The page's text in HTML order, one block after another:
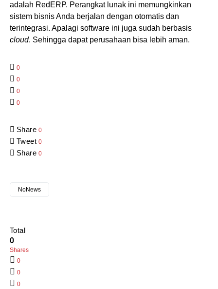
adalah RedERP. Perangkat lunak ini memungkinkan
sistem bisnis Anda berjalan dengan otomatis dan
terintegrasi. Apalagi software ini juga sudah berbasis
cloud. Sehingga dapat perusahaan bisa lebih aman.
0
0
0
0
Share 0
Tweet 0
Share 0
NoNews
Total
0
Shares
0
0
0